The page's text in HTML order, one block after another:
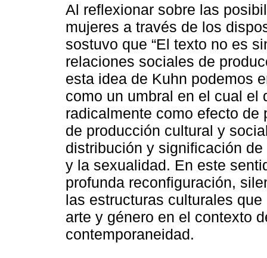
Al reflexionar sobre las
mujeres a través de los
sostuvo que “El texto no es
relaciones sociales de
esta idea de Kuhn podemos
como un umbral en el cual el
radicalmente como efecto
de producción cultural y
distribución y significación
y la sexualidad. En este
profunda reconfiguración,
las estructuras culturales
arte y género en el contexto
contemporaneidad.